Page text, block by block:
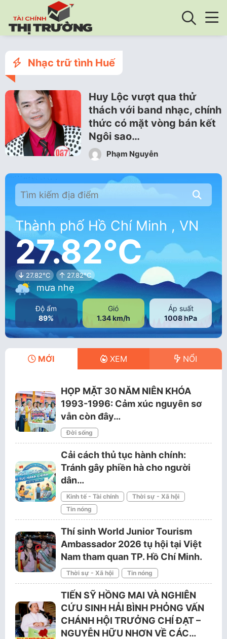
Nhạc trữ tình Huế
Huy Lộc vượt qua thử
thách với band nhạc, chính
thức có mặt vòng bán kết
Ngôi sao…
Phạm Nguyễn
Thành phố Hồ Chí Minh , VN
27.82°C
27.82°C 27.82°C
mưa nhẹ
Độ ẩm
89%
Gió
1.34 km/h
Áp suất
1008 hPa
MỚI XEM NỔI
HỌP MẶT 30 NĂM NIÊN KHÓA
1993-1996: Cảm xúc nguyên sơ
vẫn còn đây…
Đời sống
Cải cách thủ tục hành chính:
Tránh gây phiền hà cho người
dân…
Kinh tế - Tài chính
Thời sự - Xã hội
Tin nóng
Thí sinh World Junior Tourism
Ambassador 2026 tụ hội tại Việt
Nam tham quan TP. Hồ Chí Minh.
Thời sự - Xã hội Tin nóng
TIẾN SỸ HỒNG MAI VÀ NGHIÊN
CỨU SINH HẢI BÌNH PHỎNG VẤN
CHÁNH HỘI TRƯỞNG CHÍ ĐẠT –
NGUYỄN HỮU NHƠN VỀ CÁC…